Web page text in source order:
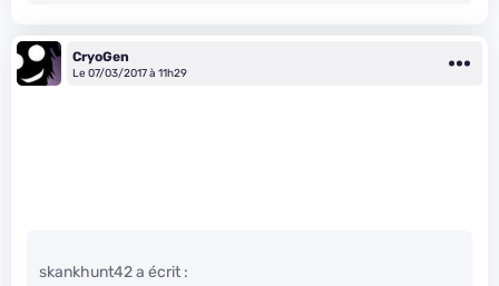
CryoGen
Le 07/03/2017 à 11h29
skankhunt42 a écrit :